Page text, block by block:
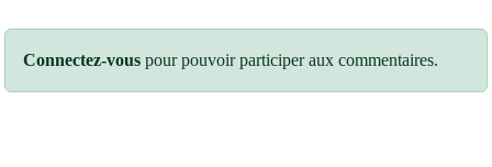
Connectez-vous pour pouvoir participer aux commentaires.